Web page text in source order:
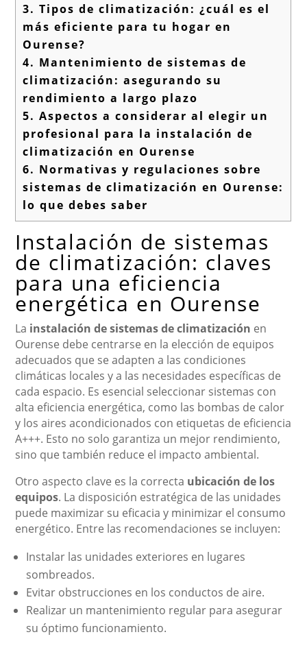
3. Tipos de climatización: ¿cuál es el
más eficiente para tu hogar en
Ourense?
4. Mantenimiento de sistemas de
climatización: asegurando su
rendimiento a largo plazo
5. Aspectos a considerar al elegir un
profesional para la instalación de
climatización en Ourense
6. Normativas y regulaciones sobre
sistemas de climatización en Ourense:
lo que debes saber
Instalación de sistemas
de climatización: claves
para una eficiencia
energética en Ourense
La instalación de sistemas de climatización en
Ourense debe centrarse en la elección de equipos
adecuados que se adapten a las condiciones
climáticas locales y a las necesidades específicas de
cada espacio. Es esencial seleccionar sistemas con
alta eficiencia energética, como las bombas de calor
y los aires acondicionados con etiquetas de eficiencia
A+++. Esto no solo garantiza un mejor rendimiento,
sino que también reduce el impacto ambiental.
Otro aspecto clave es la correcta ubicación de los
equipos. La disposición estratégica de las unidades
puede maximizar su eficacia y minimizar el consumo
energético. Entre las recomendaciones se incluyen:
Instalar las unidades exteriores en lugares
sombreados.
Evitar obstrucciones en los conductos de aire.
Realizar un mantenimiento regular para asegurar
su óptimo funcionamiento.